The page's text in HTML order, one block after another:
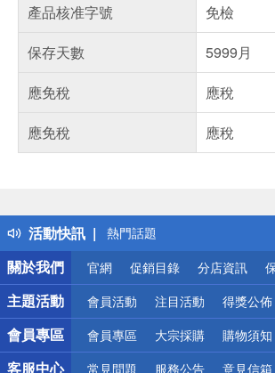
產品核准字號
免檢
保存天數
5999月
應免稅
應稅
應免稅
應稅
活動快訊
得獎公告
熱門話題
銀行優惠
偏遠地區配送
詐騙網頁！請小心！
關於我們
官網 促銷目錄 分店資訊
主題活動 會員活動 注目活動 得獎公佈
會員專區 會員專區 大宗採購 購物須知
客服中心 常見問題 服務公告 意見信箱